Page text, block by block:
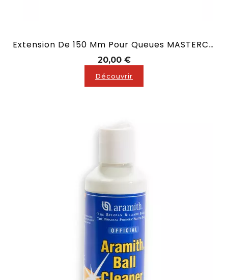
Extension De 150 Mm Pour Queues MASTERCUE
20,00 €Prix
Découvrir